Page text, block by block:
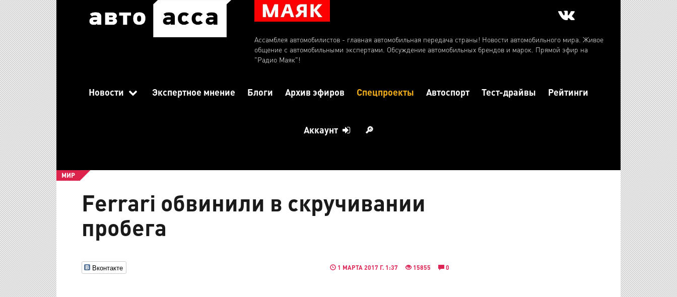
Ассамблея автомобилистов - главная автомобильная передача страны! Новости автомобильного мира. Живое
общение с автомобильными экспертами. Обсуждение автомобильных брендов и марок. Прямой эфир на
"Радио Маяк"!
Новости Экспертное мнение Блоги Архив эфиров Спецпроекты Автоспорт Тест-драйвы Рейтинги
Аккаунт 🔎
МИР
Ferrari обвинили в скручивании
пробега
Вконтакте 1 МАРТА 2017 Г. 1:37 15855 0